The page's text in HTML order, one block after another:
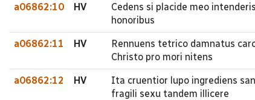
a06862:10 HV
Cedens si placide meo
honoribus
a06862:11 HV
Rennuens tetrico damnatus
Christo pro mori nitens
a06862:12 HV
Ita cruentior lupo ingrediens
fragili sexu tandem illicere